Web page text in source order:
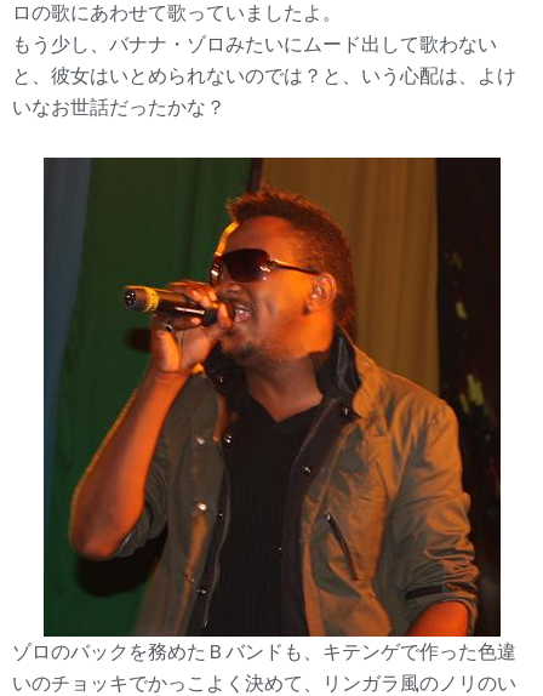
ロの歌にあわせて歌っていましたよ。
もう少し、バナナ・ゾロみたいにムード出して歌わない
と、彼女はいとめられないのでは？と、いう心配は、よけ
いなお世話だったかな？
ゾロのバックを務めたＢバンドも、キテンゲで作った色違
いのチョッキでかっこよく決めて、リンガラ風のノリのい